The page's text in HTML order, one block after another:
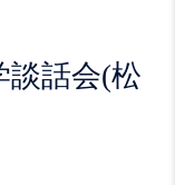
談話会(松